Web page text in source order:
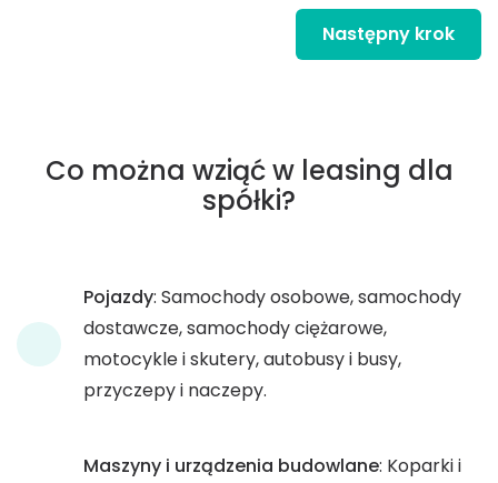
Następny krok
Co można wziąć w leasing dla
spółki?
Pojazdy: Samochody osobowe, samochody
dostawcze, samochody ciężarowe,
motocykle i skutery, autobusy i busy,
przyczepy i naczepy.
Maszyny i urządzenia budowlane: Koparki i